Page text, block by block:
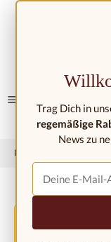
Domů
⚠️
Změna
PPWR
Trag Dich in
regemäßige
News zu